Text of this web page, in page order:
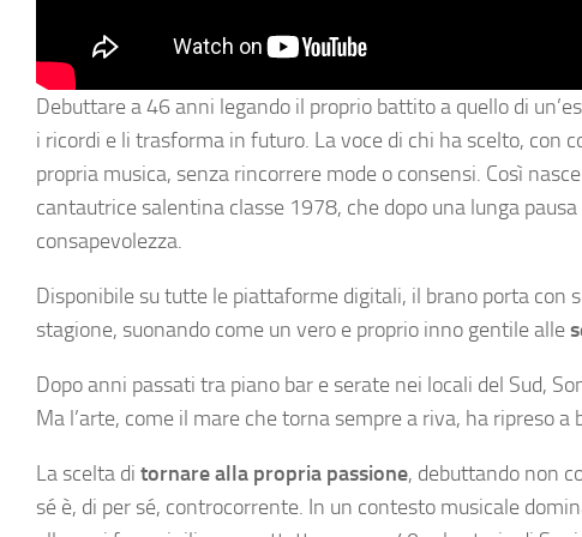
Debuttare a 46 anni legando il proprio battito a quello di
i ricordi e li trasforma in futuro. La voce di chi ha scelto, con
propria musica, senza rincorrere mode o consensi. Così nasce
cantautrice salentina classe 1978, che dopo una lunga
consapevolezza.
Disponibile su tutte le piattaforme digitali, il brano porta con
stagione, suonando come un vero e proprio inno gentile alle
Dopo anni passati tra piano bar e serate nei locali del Sud,
Ma l’arte, come il mare che torna sempre a riva, ha ripreso a
La scelta di tornare alla propria passione, debuttando non
sé è, di per sé, controcorrente. In un contesto musicale